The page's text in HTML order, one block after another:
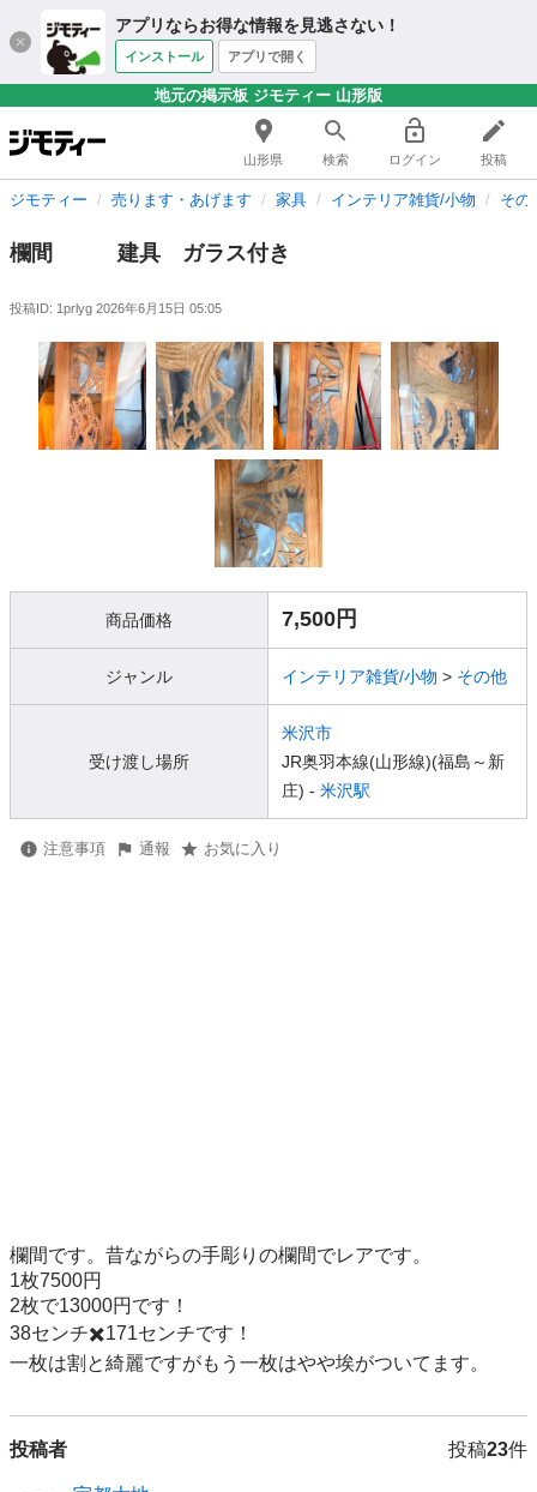
アプリならお得な情報を見逃さない！
インストール アプリで開く
地元の掲示板 ジモティー 山形版
山形県 検索 ログイン 投稿
ジモティー 売ります・あげます 家具 インテリア雑貨/小物 その
欄間 建具 ガラス付き
投稿ID: 1prlyg 2026年6月15日 05:05
商品価格 7,500円
ジャンル インテリア雑貨/小物 > その他
受け渡し場所
米沢市
JR奥羽本線(山形線)(福島～新
庄) - 米沢駅
注意事項 通報 お気に入り
欄間です。昔ながらの手彫りの欄間でレアです。
1枚7500円
2枚で13000円です！
38センチ✖️171センチです！
一枚は割と綺麗ですがもう一枚はやや埃がついてます。
投稿者 投稿23件